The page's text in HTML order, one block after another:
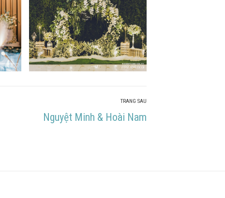
TRANG SAU
ĐI
Nguyệt Minh & Hoài Nam